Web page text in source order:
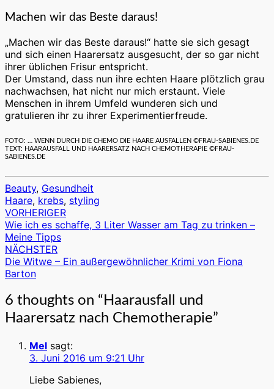
Machen wir das Beste daraus!
„Machen wir das Beste daraus!“ hatte sie sich gesagt
und sich einen Haarersatz ausgesucht, der so gar nicht
ihrer üblichen Frisur entspricht.
Der Umstand, dass nun ihre echten Haare plötzlich grau
nachwachsen, hat nicht nur mich erstaunt. Viele
Menschen in ihrem Umfeld wunderen sich und
gratulieren ihr zu ihrer Experimentierfreude.
FOTO: … WENN DURCH DIE CHEMO DIE HAARE AUSFALLEN ©FRAU-SABIENES.DE
TEXT: HAARAUSFALL UND HAARERSATZ NACH CHEMOTHERAPIE ©FRAU-
SABIENES.DE
Beauty, Gesundheit
Haare, krebs, styling
Beitragsnavigation
VORHERIGER
Wie ich es schaffe, 3 Liter Wasser am Tag zu trinken –
Meine Tipps
NÄCHSTER
Die Witwe – Ein außergewöhnlicher Krimi von Fiona
Barton
6 thoughts on “ Haarausfall und
Haarersatz nach Chemotherapie”
Mel sagt:
3. Juni 2016 um 9:21 Uhr
Liebe Sabienes,